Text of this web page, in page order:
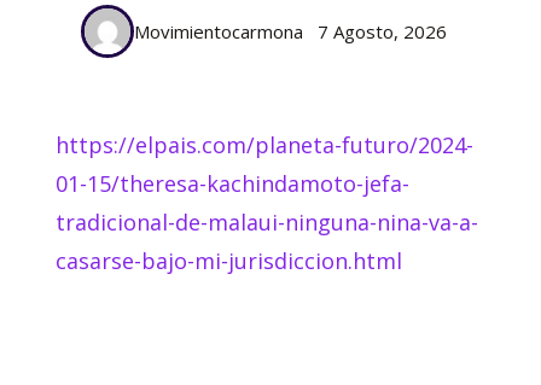
Movimientocarmona 7 Agosto, 2026
https://elpais.com/planeta-futuro/2024-
01-15/theresa-kachindamoto-jefa-
tradicional-de-malaui-ninguna-nina-va-a-
casarse-bajo-mi-jurisdiccion.html